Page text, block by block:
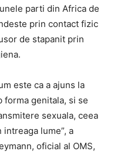
parti din Africa de
prin contact fizic
de stapanit prin
este ca a ajuns la
forma genitala, si se
sexuala, ceea
lume”, a
oficial al OMS,